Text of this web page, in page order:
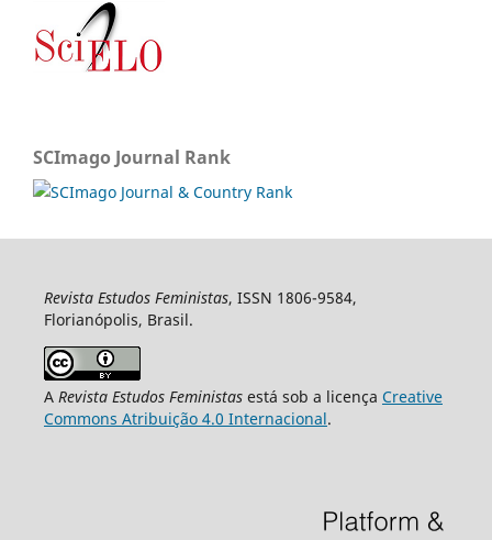
SCImago Journal Rank
Revista Estudos Feministas, ISSN 1806-9584,
Florianópolis, Brasil.
A Revista Estudos Feministasestá sob a licença Creative
Commons Atribuição 4.0 Internacional.